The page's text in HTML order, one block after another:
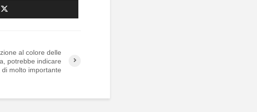
al colore delle
potrebbe indicare
di molto importante